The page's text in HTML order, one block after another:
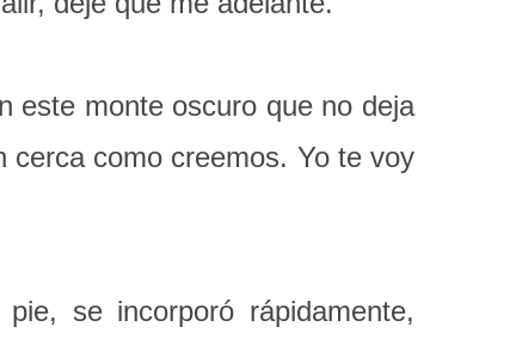
monte oscuro que no deja
como creemos. Yo te voy
se incorporó rápidamente,